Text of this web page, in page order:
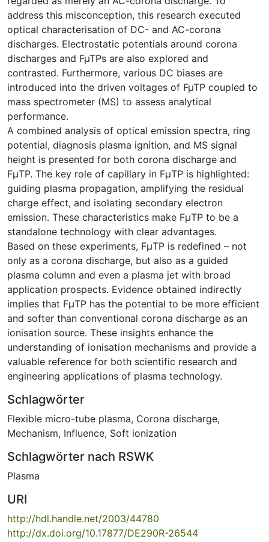
address this misconception, this research executed
optical characterisation of DC- and AC-corona
discharges. Electrostatic potentials around corona
discharges and FµTPs are also explored and
contrasted. Furthermore, various DC biases are
introduced into the driven voltages of FµTP coupled to
mass spectrometer (MS) to assess analytical
performance.
A combined analysis of optical emission spectra, ring
potential, diagnosis plasma ignition, and MS signal
height is presented for both corona discharge and
FμTP. The key role of capillary in FμTP is highlighted:
guiding plasma propagation, amplifying the residual
charge effect, and isolating secondary electron
emission. These characteristics make FμTP to be a
standalone technology with clear advantages.
Based on these experiments, FμTP is redefined – not
only as a corona discharge, but also as a guided
plasma column and even a plasma jet with broad
application prospects. Evidence obtained indirectly
implies that FμTP has the potential to be more efficient
and softer than conventional corona discharge as an
ionisation source. These insights enhance the
understanding of ionisation mechanisms and provide a
valuable reference for both scientific research and
engineering applications of plasma technology.
Schlagwörter
Flexible micro-tube plasma, Corona discharge,
Mechanism, Influence, Soft ionization
Schlagwörter nach RSWK
Plasma
URI
http://hdl.handle.net/2003/44780
http://dx.doi.org/10.17877/DE290R-26544